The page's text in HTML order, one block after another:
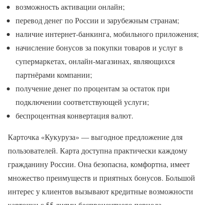
возможность активации онлайн;
перевод денег по России и зарубежным странам;
наличие интернет-банкинга, мобильного приложения;
начисление бонусов за покупки товаров и услуг в
супермаркетах, онлайн-магазинах, являющихся
партнёрами компании;
получение денег по процентам за остаток при
подключении соответствующей услуги;
беспроцентная конвертация валют.
Карточка «Кукуруза» — выгодное предложение для
пользователей. Карта доступна практически каждому
гражданину России. Она безопасна, комфортна, имеет
множество преимуществ и приятных бонусов. Большой
интерес у клиентов вызывают кредитные возможности